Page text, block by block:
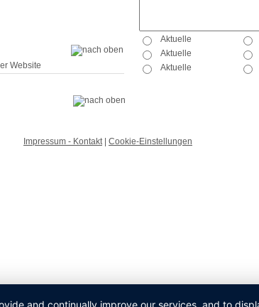
Website
Impressum - Kontakt| Cookie-Einstellungen
and continually improve our services, and to